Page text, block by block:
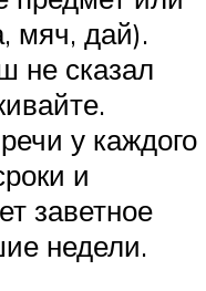
мяч, дай).
не сказал
у каждого
и
заветное
недели.